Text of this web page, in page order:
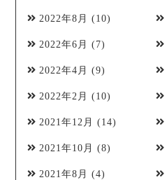
2022年8月 (10)
2022年6月 (7)
2022年4月 (9)
2022年2月 (10)
2021年12月 (14)
2021年10月 (8)
2021年8月 (4)